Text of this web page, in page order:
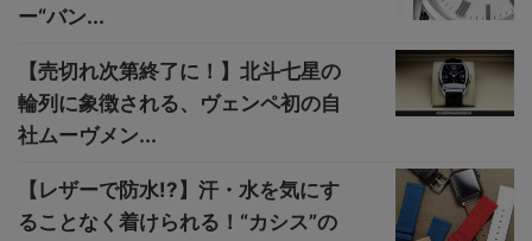
ー“バン...
【売切れ次第終了に！】北斗七星の
輪列に象徴される、ヴェンペ初の自
社ムーヴメン...
【レザーで防水!?】汗・水を気にす
ることなく着けられる！“カシス”の